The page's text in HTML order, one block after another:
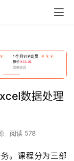
数据处理
阅读 578
。课程分为三部